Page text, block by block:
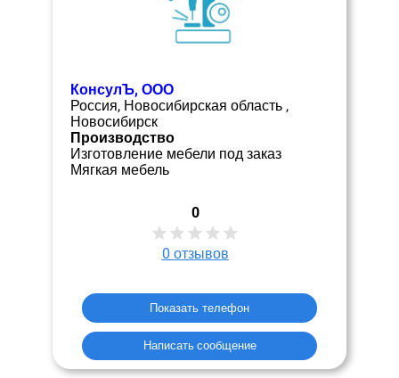
КонсулЪ, ООО
Россия, Новосибирская область ,
Новосибирск
Производство
Изготовление мебели под заказ
Мягкая мебель
0
0 отзывов
Показать телефон
Написать сообщение